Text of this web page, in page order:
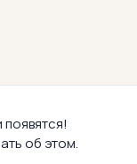
об этом.